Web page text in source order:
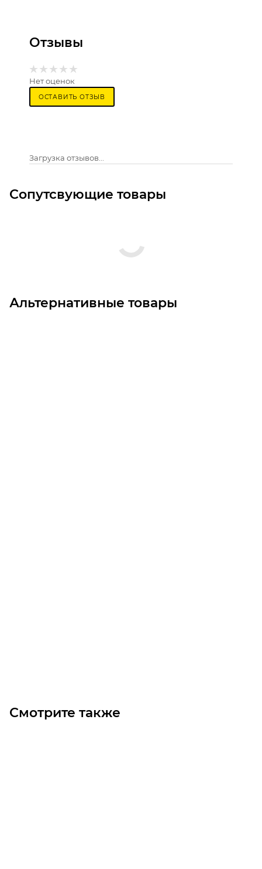
Отзывы
Нет оценок
ОСТАВИТЬ ОТЗЫВ
Загрузка отзывов...
Сопутсвующие товары
Альтернативные товары
Смотрите также